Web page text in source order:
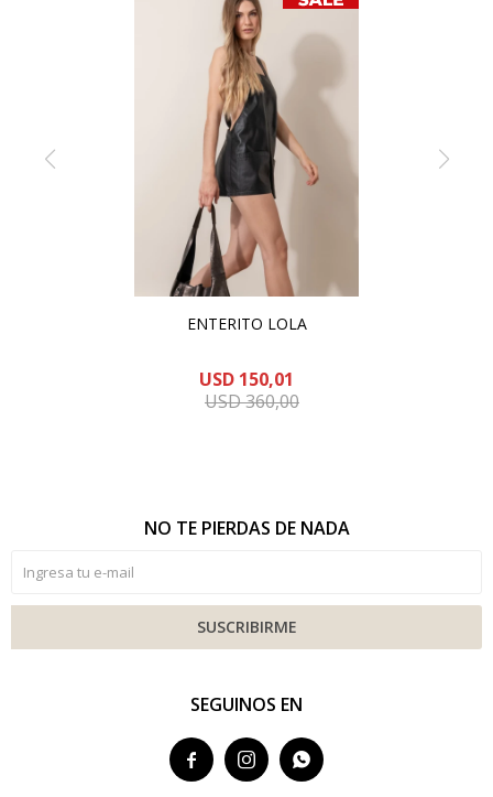
ENTERITO LOLA
USD 150,01
USD360,00
SEGUINOS EN
  
NO TE PIERDAS DE NADA
SUSCRIBIRME